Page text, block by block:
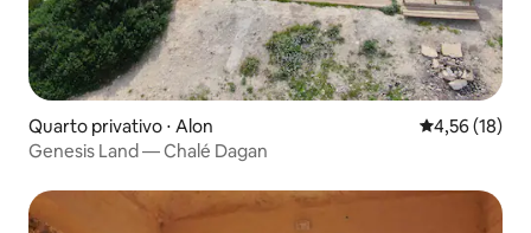
Quarto privativo ⋅ Alon 4,56 de uma
4,56 (18)
Genesis Land — Chalé Dagan